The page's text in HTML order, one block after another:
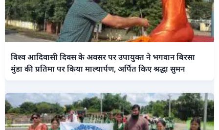
विश्व आदिवासी दिवस के अवसर पर उपायुक्त ने भगवान बिरसा
मुंडा की प्रतिमा पर किया माल्यार्पण, अर्पित किए श्रद्धा सुमन